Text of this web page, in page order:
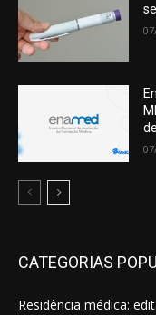
CATEGORIAS
Residência médica: